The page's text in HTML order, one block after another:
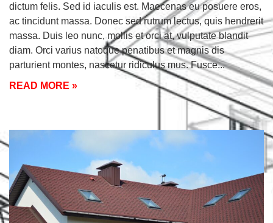
dictum felis. Sed id iaculis est. Maecenas eu posuere eros,
ac tincidunt massa. Donec sed rutrum lectus, quis hendrerit
massa. Duis leo nunc, mollis et orci at, vulputate blandit
diam. Orci varius natoque penatibus et magnis dis
parturient montes, nascetur ridiculus mus. Fusce
READ MORE »